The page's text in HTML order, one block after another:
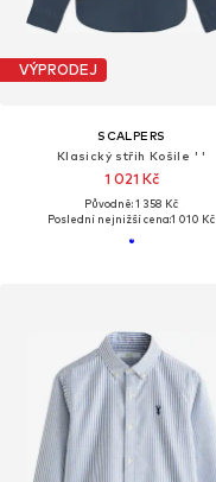
VÝPRODEJ
SCALPERS
Klasický střih Košile ' '
1 021 Kč
Původně: 1 358 Kč
Poslední nejnižší cena:1 010 Kč